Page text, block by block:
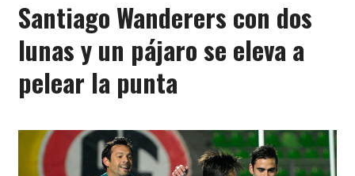
Santiago Wanderers con dos
lunas y un pájaro se eleva a
pelear la punta